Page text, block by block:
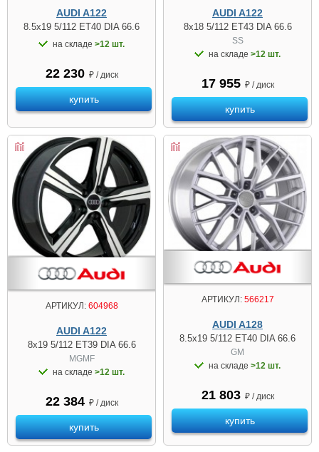
AUDI A122
8.5x19 5/112 ET40 DIA 66.6
на складе >12 шт.
22 230 ₽ / диск
купить
AUDI A122
8x18 5/112 ET43 DIA 66.6
SS
на складе >12 шт.
17 955 ₽ / диск
купить
АРТИКУЛ:604968
AUDI A122
8x19 5/112 ET39 DIA 66.6
MGMF
на складе >12 шт.
22 384 ₽ / диск
купить
АРТИКУЛ:566217
AUDI A128
8.5x19 5/112 ET40 DIA 66.6
GM
на складе >12 шт.
21 803 ₽ / диск
купить